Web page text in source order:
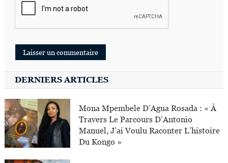
DERNIERS ARTICLES
Mona Mpembele D’Agua Rosada : « À
Travers Le Parcours D’Antonio
Manuel, J’ai Voulu Raconter L’histoire
Du Kongo »